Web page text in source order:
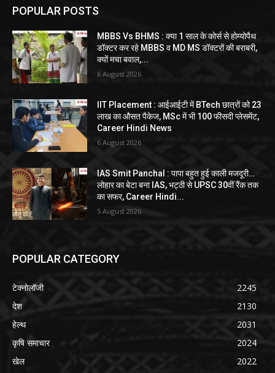
POPULAR POSTS
MBBS Vs BHMS : क्या 1 साल के कोर्स से होम्योपैथ
डॉक्टर कर रहे MBBS व MD MS डॉक्टरों की बराबरी,
क्यों मचा बवाल,...
6 August 2026
IIT Placement : आईआईटी में BTech छात्रों को 23
लाख का औसत पैकेज, MSc में भी 100 फीसदी प्लेसमेंट,
Career Hindi News
6 August 2026
IAS Smit Panchal : पापा बहुत हुई काली मजदूरी…
लोहार का बेटा बना IAS, भट्ठी से UPSC 30वीं रैंक तक
का सफर, Career Hindi...
5 August 2026
POPULAR CATEGORY
टेक्नोलॉजी
2245
देश
2130
हेल्थ
2031
कृषि समाचार
2024
खेल
2022